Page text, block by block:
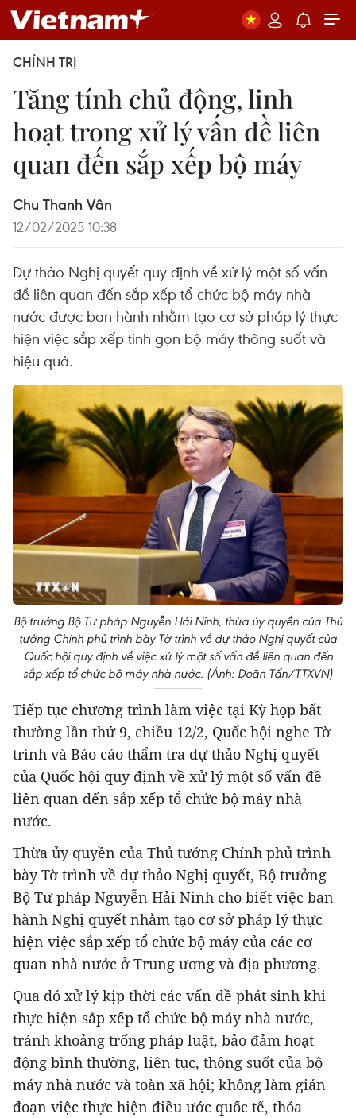
CHÍNH TRỊ
Tăng tính chủ động, linh
hoạt trong xử lý vấn đề liên
quan đến sắp xếp bộ máy
Chu Thanh Vân
12/02/2025 10:38
Dự thảo Nghị quyết quy định về xử lý một số vấn
đề liên quan đến sắp xếp tổ chức bộ máy nhà
nước được ban hành nhằm tạo cơ sở pháp lý thực
hiện việc sắp xếp tinh gọn bộ máy thông suốt và
hiệu quả.
Bộ trưởng Bộ Tư pháp Nguyễn Hải Ninh, thừa ủy quyền của Thủ
tướng Chính phủ trình bày Tờ trình về dự thảo Nghị quyết của
Quốc hội quy định về việc xử lý một số vấn đề liên quan đến
sắp xếp tổ chức bộ máy nhà nước. (Ảnh: Doãn Tấn/TTXVN)
Tiếp tục chương trình làm việc tại Kỳ họp bất
thường lần thứ 9, chiều 12/2, Quốc hội nghe Tờ
trình và Báo cáo thẩm tra dự thảo Nghị quyết
của Quốc hội quy định về xử lý một số vấn đề
liên quan đến sắp xếp tổ chức bộ máy nhà
nước.
Thừa ủy quyền của Thủ tướng Chính phủ trình
bày Tờ trình về dự thảo Nghị quyết, Bộ trưởng
Bộ Tư pháp Nguyễn Hải Ninh cho biết việc ban
hành Nghị quyết nhằm tạo cơ sở pháp lý thực
hiện việc sắp xếp tổ chức bộ máy của các cơ
quan nhà nước ở Trung ương và địa phương.
Qua đó xử lý kịp thời các vấn đề phát sinh khi
thực hiện sắp xếp tổ chức bộ máy nhà nước,
tránh khoảng trống pháp luật, bảo đảm hoạt
động bình thường, liên tục, thông suốt của bộ
máy nhà nước và toàn xã hội; không làm gián
đoạn việc thực hiện điều ước quốc tế, thỏa